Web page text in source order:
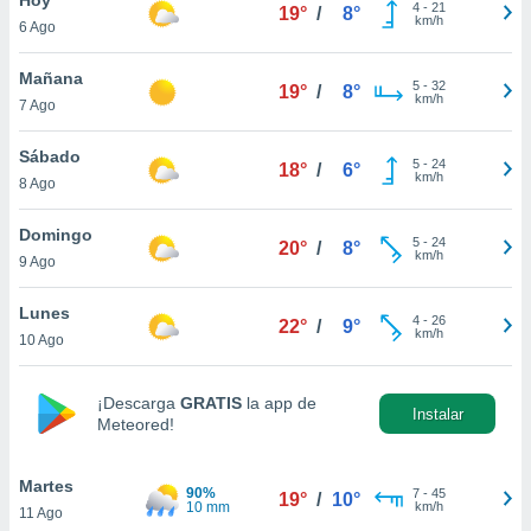
y
en
más
de
cookies
aceptar
6 Ago
19° / 8° 4- 21
km/h
Mañana
7 Ago
19° / 8° 5- 32
km/h
Sábado
8 Ago
18° / 6° 5- 24
km/h
Domingo
9 Ago
20° / 8° 5- 24
km/h
Lunes
10 Ago
22° / 9° 4- 26
km/h
¡Descarga GRATIS la app de
Meteored!
Instalar
Martes
11 Ago
90%
10 mm
19° / 10° 7- 45
km/h